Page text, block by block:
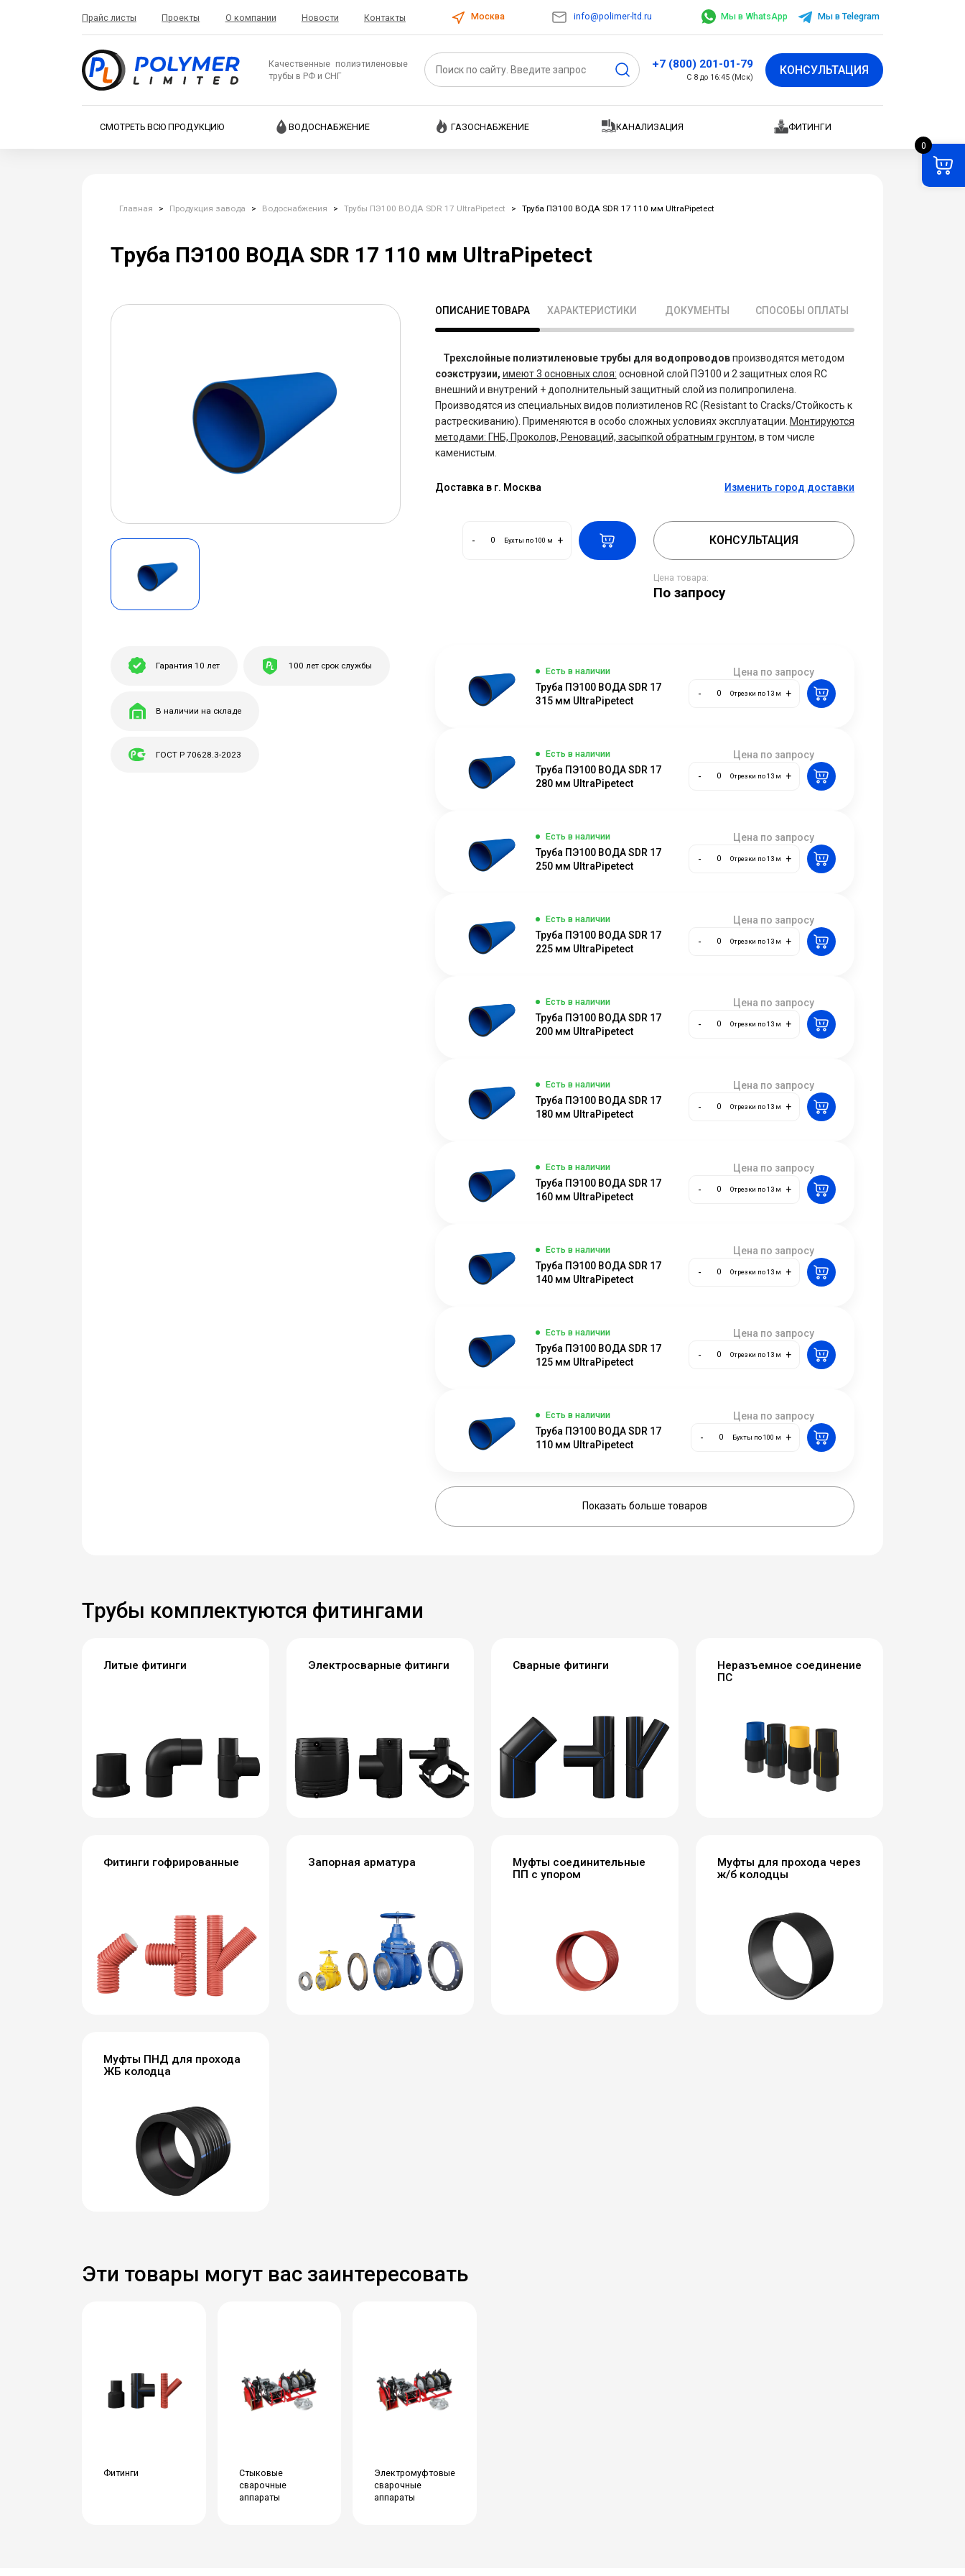
0
Прайс листы Проекты О компании Новости Контакты Москва info@polimer-ltd.ru Мы в WhatsApp Мы в Telegram
Качественные полиэтиленовые
трубы в РФ и СНГ
+7 (800) 201-01-79
С 8 до 16:45 (Мск)
КОНСУЛЬТАЦИЯ
СМОТРЕТЬ ВСЮ ПРОДУКЦИЮ ВОДОСНАБЖЕНИЕ ГАЗОСНАБЖЕНИЕ КАНАЛИЗАЦИЯ ФИТИНГИ
Главная > Продукция завода > Водоснабжения > Трубы ПЭ100 ВОДА SDR 17 UltraPipetect > Труба ПЭ100 ВОДА SDR 17 110 мм UltraPipetect
Труба ПЭ100 ВОДА SDR 17 110 мм UltraPipetect
Гарантия 10 лет 100 лет срок службы
В наличии на складе
ГОСТ Р 70628.3-2023
ОПИСАНИЕ ТОВАРА ХАРАКТЕРИСТИКИ ДОКУМЕНТЫ СПОСОБЫ ОПЛАТЫ
Трехслойные полиэтиленовые трубы для водопроводовпроизводятся методом
соэкструзии, имеют 3 основных слоя: основной слой ПЭ100 и 2 защитных слоя RC
внешний и внутрений + дополнительный защитный слой из полипропилена.
Производятся из специальных видов полиэтиленов RC (Resistant to Cracks/Стойкость к
растрескиванию). Применяются в особо сложных условиях эксплуатации. Монтируются
методами: ГНБ, Проколов, Реноваций, засыпкой обратным грунтом, в том числе
каменистым.
Доставка в г. Москва Изменить город доставки
- Бухты по 100 м + КОНСУЛЬТАЦИЯ
Цена товара:
По запросу
Есть в наличии
Труба ПЭ100 ВОДА SDR 17
315 мм UltraPipetect
Цена по запросу
-
Отрезки по 13 м +
Есть в наличии
Труба ПЭ100 ВОДА SDR 17
280 мм UltraPipetect
Цена по запросу
-
Отрезки по 13 м +
Есть в наличии
Труба ПЭ100 ВОДА SDR 17
250 мм UltraPipetect
Цена по запросу
-
Отрезки по 13 м +
Есть в наличии
Труба ПЭ100 ВОДА SDR 17
225 мм UltraPipetect
Цена по запросу
-
Отрезки по 13 м +
Есть в наличии
Труба ПЭ100 ВОДА SDR 17
200 мм UltraPipetect
Цена по запросу
-
Отрезки по 13 м +
Есть в наличии
Труба ПЭ100 ВОДА SDR 17
180 мм UltraPipetect
Цена по запросу
-
Отрезки по 13 м +
Есть в наличии
Труба ПЭ100 ВОДА SDR 17
160 мм UltraPipetect
Цена по запросу
-
Отрезки по 13 м +
Есть в наличии
Труба ПЭ100 ВОДА SDR 17
140 мм UltraPipetect
Цена по запросу
-
Отрезки по 13 м +
Есть в наличии
Труба ПЭ100 ВОДА SDR 17
125 мм UltraPipetect
Цена по запросу
-
Отрезки по 13 м +
Есть в наличии
Труба ПЭ100 ВОДА SDR 17
110 мм UltraPipetect
Цена по запросу
-
Бухты по 100 м +
Показать больше товаров
Трубы комплектуются фитингами
Литые фитинги Электросварные фитинги Сварные фитинги
Неразъемное соединение
ПС
Фитинги гофрированные Запорная арматура
Муфты соединительные
ПП с упором
Муфты для прохода через
ж/б колодцы
Муфты ПНД для прохода
ЖБ колодца
Эти товары могут вас заинтересовать
Фитинги
Стыковые
сварочные
аппараты
Электромуфтовые
сварочные
аппараты